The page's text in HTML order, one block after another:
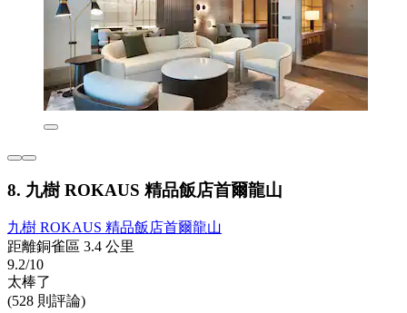
8. 九樹 ROKAUS 精品飯店首爾龍山
九樹 ROKAUS 精品飯店首爾龍山
距離銅雀區 3.4 公里
9.2/10
太棒了
(528 則評論)